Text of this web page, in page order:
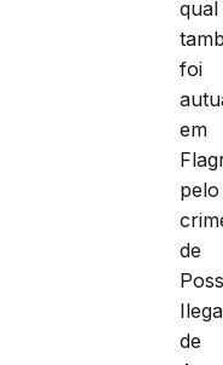
qual
foi
em
pelo
de
de